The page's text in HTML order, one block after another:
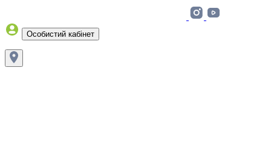
Особистий кабінет